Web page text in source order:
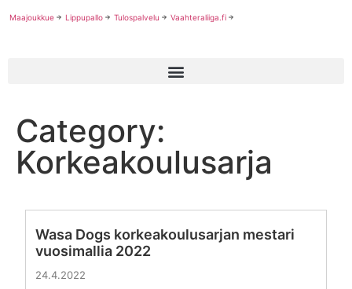
Maajoukkue Lippupallo Tulospalvelu Vaahteraliiga.fi
Category:
Korkeakoulusarja
Wasa Dogs korkeakoulusarjan mestari
vuosimallia 2022
24.4.2022